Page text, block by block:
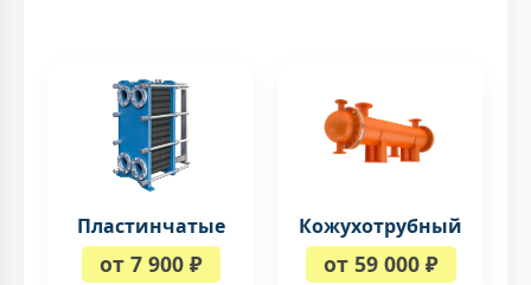
Пластинчатые
от 7 900 ₽
Кожухотрубный
от 59 000 ₽